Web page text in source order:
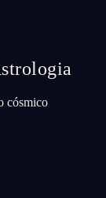
cósmico